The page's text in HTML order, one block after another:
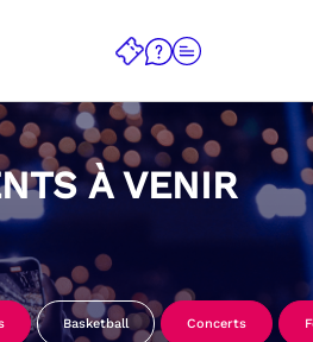
À VENIR
Basketball Concerts